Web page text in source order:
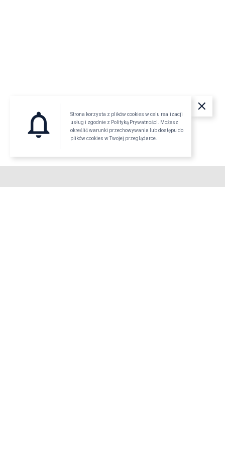
notifications_none
Strona korzysta z plików cookies w celu realizacji
usług i zgodnie z Polityką Prywatności. Możesz
określić warunki przechowywania lub dostępu do
plików cookies w Twojej przeglądarce.
clear